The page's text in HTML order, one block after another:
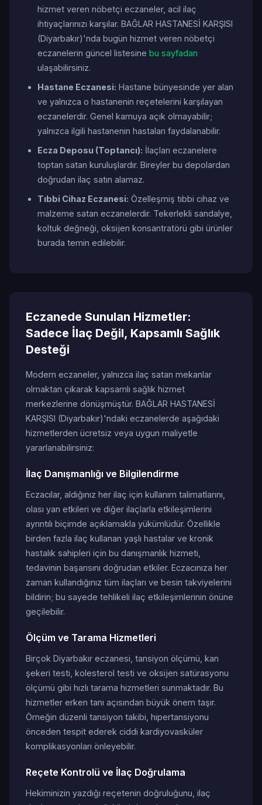
hizmet veren nöbetçi eczaneler, acil ilaç
ihtiyaçlarınızı karşılar. BAĞLAR HASTANESİ KARŞISI
(Diyarbakır)'nda bugün hizmet veren nöbetçi
eczanelerin güncel listesine bu sayfadan
ulaşabilirsiniz.
Hastane Eczanesi: Hastane bünyesinde yer alan
ve yalnızca o hastanenin reçetelerini karşılayan
eczanelerdir. Genel kamuya açık olmayabilir;
yalnızca ilgili hastanenin hastaları faydalanabilir.
Ecza Deposu (Toptancı): İlaçları eczanelere
toptan satan kuruluşlardır. Bireyler bu depolardan
doğrudan ilaç satın alamaz.
Tıbbi Cihaz Eczanesi: Özelleşmiş tıbbi cihaz ve
malzeme satan eczanelerdir. Tekerlekli sandalye,
koltuk değneği, oksijen konsantratörü gibi ürünler
burada temin edilebilir.
Eczanede Sunulan Hizmetler:
Sadece İlaç Değil, Kapsamlı Sağlık
Desteği
Modern eczaneler, yalnızca ilaç satan mekanlar
olmaktan çıkarak kapsamlı sağlık hizmet
merkezlerine dönüşmüştür. BAĞLAR HASTANESİ
KARŞISI (Diyarbakır)'ndaki eczanelerde aşağıdaki
hizmetlerden ücretsiz veya uygun maliyetle
yararlanabilirsiniz:
İlaç Danışmanlığı ve Bilgilendirme
Eczacılar, aldığınız her ilaç için kullanım talimatlarını,
olası yan etkileri ve diğer ilaçlarla etkileşimlerini
ayrıntılı biçimde açıklamakla yükümlüdür. Özellikle
birden fazla ilaç kullanan yaşlı hastalar ve kronik
hastalık sahipleri için bu danışmanlık hizmeti,
tedavinin başarısını doğrudan etkiler. Eczacınıza her
zaman kullandığınız tüm ilaçları ve besin takviyelerini
bildirin; bu sayede tehlikeli ilaç etkileşimlerinin önüne
geçilebilir.
Ölçüm ve Tarama Hizmetleri
Birçok Diyarbakır eczanesi, tansiyon ölçümü, kan
şekeri testi, kolesterol testi ve oksijen satürasyonu
ölçümü gibi hızlı tarama hizmetleri sunmaktadır. Bu
hizmetler erken tanı açısından büyük önem taşır.
Örneğin düzenli tansiyon takibi, hipertansiyonu
önceden tespit ederek ciddi kardiyovasküler
komplikasyonları önleyebilir.
Reçete Kontrolü ve İlaç Doğrulama
Hekiminizin yazdığı reçetenin doğruluğunu, ilaç